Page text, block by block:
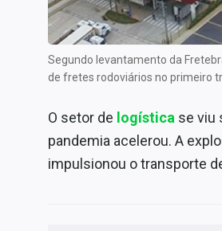
Conteúdo de Marca
Sobre
Expediente
Segundo levantamento da
de fretes rodoviários no primeiro
O setor de logística se viu
pandemia acelerou. A
impulsionou o transporte